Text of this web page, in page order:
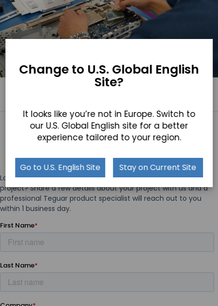
Change to U.S. Global English
Site?
It looks like you’re not in Europe. Switch to
our U.S. Global English site for a better
experience tailored to your region.
Go to U.S. English Site Stay on Current Site